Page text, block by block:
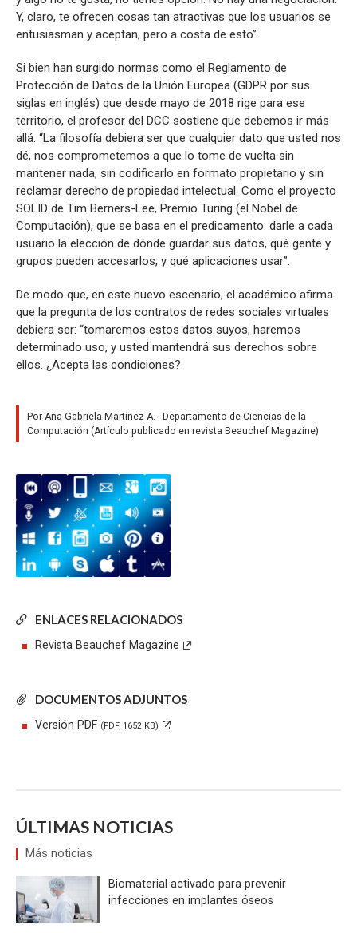
ENLACES RELACIONADOS
Revista Beauchef Magazine
DOCUMENTOS ADJUNTOS
Versión PDF (PDF, 1652 KB)
Y, claro, te ofrecen cosas tan atractivas que los usuarios se
entusiasman y aceptan, pero a costa de esto”.
Si bien han surgido normas como el Reglamento de
Protección de Datos de la Unión Europea (GDPR por sus
siglas en inglés) que desde mayo de 2018 rige para ese
territorio, el profesor del DCC sostiene que debemos ir más
allá. “La filosofía debiera ser que cualquier dato que usted nos
dé, nos comprometemos a que lo tome de vuelta sin
mantener nada, sin codificarlo en formato propietario y sin
reclamar derecho de propiedad intelectual. Como el proyecto
SOLID de Tim Berners-Lee, Premio Turing (el Nobel de
Computación), que se basa en el predicamento: darle a cada
usuario la elección de dónde guardar sus datos, qué gente y
grupos pueden accesarlos, y qué aplicaciones usar”.
De modo que, en este nuevo escenario, el académico afirma
que la pregunta de los contratos de redes sociales virtuales
debiera ser: “tomaremos estos datos suyos, haremos
determinado uso, y usted mantendrá sus derechos sobre
ellos. ¿Acepta las condiciones?
Por Ana Gabriela Martínez A. - Departamento de Ciencias de la
Computación (Artículo publicado en revista Beauchef Magazine)
ÚLTIMAS NOTICIAS
Más noticias
Biomaterial activado para prevenir
infecciones en implantes óseos